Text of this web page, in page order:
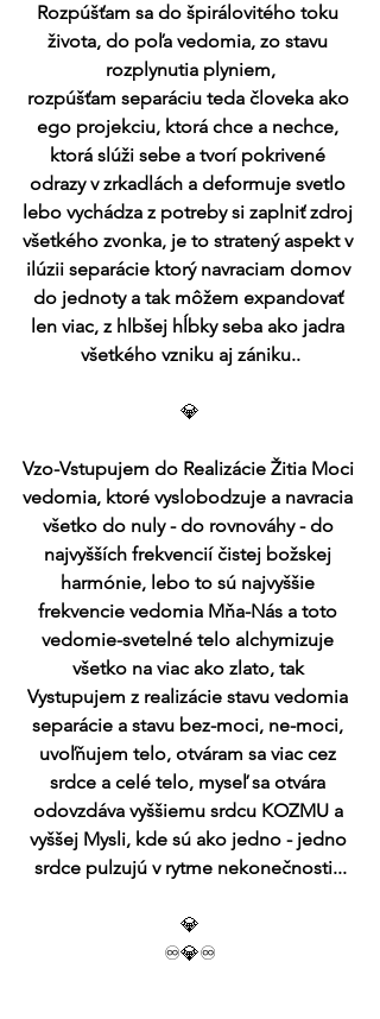
Rozpúšťam sa do špirálovitého toku
života, do poľa vedomia, zo stavu
rozplynutia plyniem,
rozpúšťam separáciu teda človeka ako
ego projekciu, ktorá chce a nechce,
ktorá slúži sebe a tvorí pokrivené
odrazy v zrkadlách a deformuje svetlo
lebo vychádza z potreby si zaplniť zdroj
všetkého zvonka, je to stratený aspekt v
ilúzii separácie ktorý navraciam domov
do jednoty a tak môžem expandovať
len viac, z hlbšej hĺbky seba ako jadra
všetkého vzniku aj zániku..
💎
Vzo-Vstupujem do Realizácie Žitia Moci
vedomia, ktoré vyslobodzuje a navracia
všetko do nuly - do rovnováhy - do
najvyšších frekvencií čistej božskej
harmónie, lebo to sú najvyššie
frekvencie vedomia Mňa-Nás a toto
vedomie-svetelné telo alchymizuje
všetko na viac ako zlato, tak
Vystupujem z realizácie stavu vedomia
separácie a stavu bez-moci, ne-moci,
uvoľňujem telo, otváram sa viac cez
srdce a celé telo, myseľ sa otvára
odovzdáva vyššiemu srdcu KOZMU a
vyššej Mysli, kde sú ako jedno - jedno
srdce pulzujú v rytme nekonečnosti...
💎
♾️💎♾️